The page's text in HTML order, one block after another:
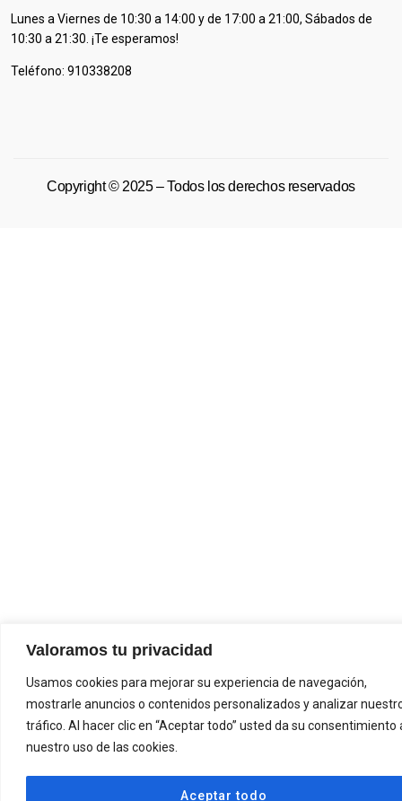
Valoramos tu privacidad
Usamos cookies para mejorar su experiencia de navegación,
mostrarle anuncios o contenidos personalizados y analizar
tráfico. Al hacer clic en “Aceptar todo” usted da su consentimiento
nuestro uso de las cookies.
Aceptar todo
Lunes a Viernes de 10:30 a 14:00 y de 17:00 a 21:00, Sábados de
10:30 a 21:30. ¡Te esperamos!
Teléfono: 910338208
Copyright © 2025 – Todos los derechos reservados